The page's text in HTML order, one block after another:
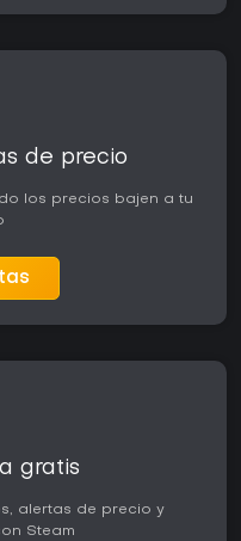
de precio
los precios bajen a tu
gratis
alertas de precio y
Steam